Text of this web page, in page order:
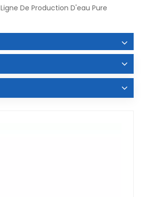
Ligne De Production D'eau Pure